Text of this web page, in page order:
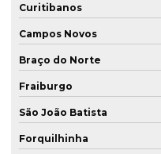
Curitibanos
Campos Novos
Braço do Norte
Fraiburgo
São João Batista
Forquilhinha